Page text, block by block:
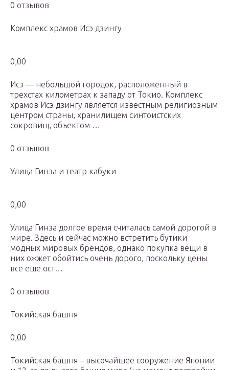
0 отзывов
Комплекс храмов Исэ дзингу
0,00
Исэ — небольшой городок, располо­женный в
трехстах километрах к за­паду от Токио. Комплекс
храмов Исэ дзингу является известным религи­озным
центром страны, хранилищем синтоистских
сокровищ, объектом …
0 отзывов
Улица Гинза и театр кабуки
0,00
Улица Гинза долгое время считалась самой дорогой в
мире. Здесь и сейчас можно встретить бутики
модных мировых брендов, однако покупка вещи в
них ожжет обойтись очень дорого, поскольку цены
все еще ост…
0 отзывов
Токийская башня
0,00
Токийская башня – высочайшее сооружение Японии